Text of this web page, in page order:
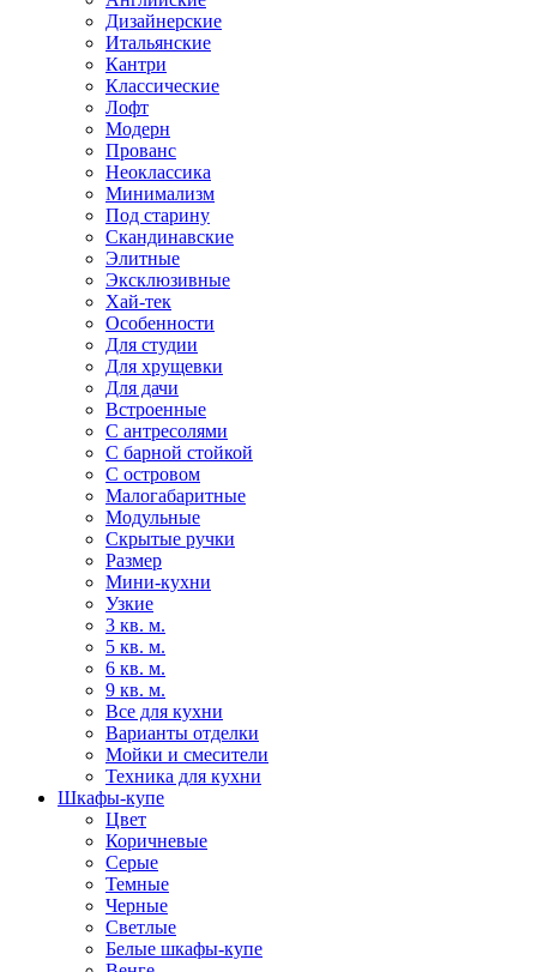
Дизайнерские
Итальянские
Кантри
Классические
Лофт
Модерн
Прованс
Неоклассика
Минимализм
Под старину
Скандинавские
Элитные
Эксклюзивные
Хай-тек
Особенности
Для студии
Для хрущевки
Для дачи
Встроенные
С антресолями
С барной стойкой
С островом
Малогабаритные
Модульные
Скрытые ручки
Размер
Мини-кухни
Узкие
3 кв. м.
5 кв. м.
6 кв. м.
9 кв. м.
Все для кухни
Варианты отделки
Мойки и смесители
Техника для кухни
Шкафы-купе
Цвет
Коричневые
Серые
Темные
Черные
Светлые
Белые шкафы-купе